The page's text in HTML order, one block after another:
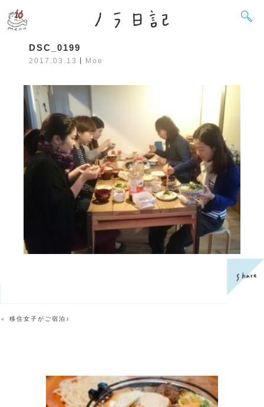
DSC_0199
2017.03.13 Moe
＜ 移住女子がご宿泊♪